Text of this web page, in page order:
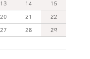
13 14 15
20 21 22
27 28 29